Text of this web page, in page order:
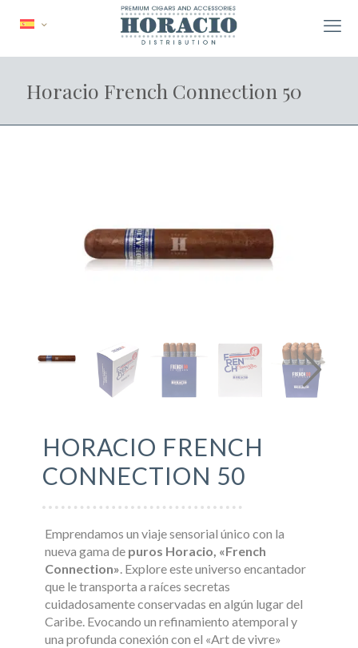
Horacio French Connection 50
HORACIO FRENCH
CONNECTION 50
Emprendamos un viaje sensorial único con la
nueva gama de puros Horacio, «French
Connection». Explore este universo encantador
que le transporta a raíces secretas
cuidadosamente conservadas en algún lugar del
Caribe. Evocando un refinamiento atemporal y
una profunda conexión con el «Art de vivre»